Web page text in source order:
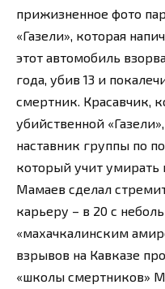
прижизненное фото
«Газели», которая
этот автомобиль
года, убив 13 и
смертник. Красавчик,
убийственной
наставник группы по
который учит умирать
Мамаев сделал
карьеру – в 20 с
«махачкалинским
взрывов на Кавказе
«школы смертников»